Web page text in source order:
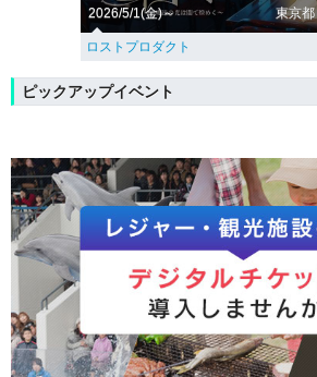
2026/5/1(金)～ 東京都
ロストプロダクト
ピックアップイベント